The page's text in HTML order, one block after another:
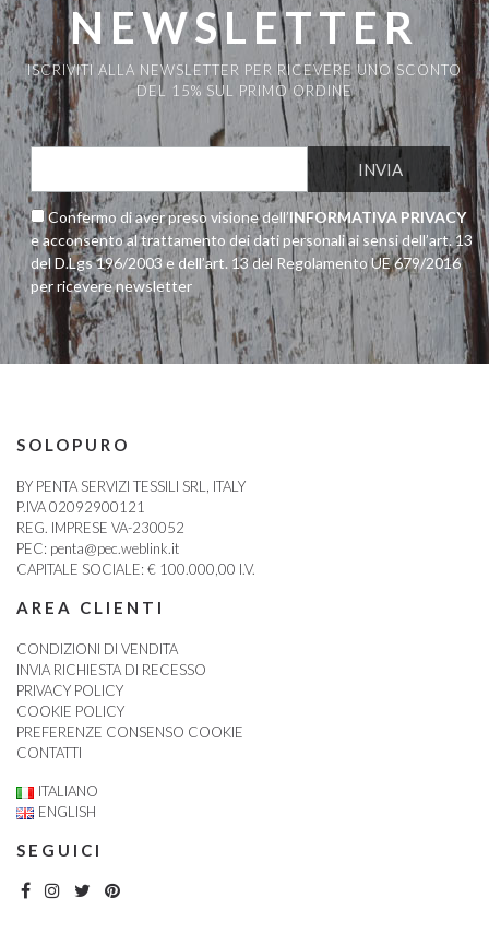
NEWSLETTER
ISCRIVITI ALLA NEWSLETTER PER RICEVERE UNO SCONTO
DEL 15% SUL PRIMO ORDINE
Confermo di aver preso visione dell’INFORMATIVA PRIVACY
e acconsento al trattamento dei dati personali ai sensi dell’art. 13
del D.Lgs 196/2003 e dell’art. 13 del Regolamento UE 679/2016
per ricevere newsletter
SOLOPURO
BY PENTA SERVIZI TESSILI SRL, ITALY
P.IVA 02092900121
REG. IMPRESE VA-230052
PEC: penta@pec.weblink.it
CAPITALE SOCIALE: € 100.000,00 I.V.
AREA CLIENTI
CONDIZIONI DI VENDITA
INVIA RICHIESTA DI RECESSO
PRIVACY POLICY
COOKIE POLICY
PREFERENZE CONSENSO COOKIE
CONTATTI
ITALIANO
ENGLISH
SEGUICI